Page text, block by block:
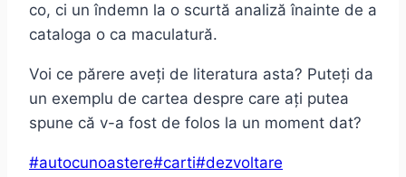
co, ci un îndemn la o scurtă analiză înainte de a
cataloga o ca maculatură.
Voi ce părere aveți de literatura asta? Puteți da
un exemplu de cartea despre care ați putea
spune că v-a fost de folos la un moment dat?
Post
#autocunoastere#carti#dezvoltare